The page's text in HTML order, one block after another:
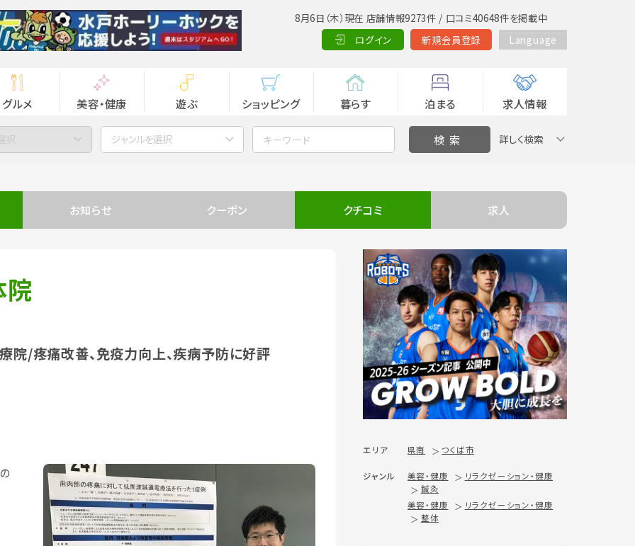
8月6日（木）現在 店舗情報9273件 / 口コミ40648件を掲載中
ログイン
新規会員登録 Language
グルメ 美容・健康 遊ぶ ショッピング 暮らす 泊まる 求人情報
択 ジャンルを選択 詳しく検索
お知らせ クーポン クチコミ 求人
院
院/疼痛改善、免疫力向上、疾病予防に好評
エリア 県南 つくば市
ジャンル 美容・健康
リラクゼーション・健康
鍼灸
美容・健康
リラクゼーション・健康
整体